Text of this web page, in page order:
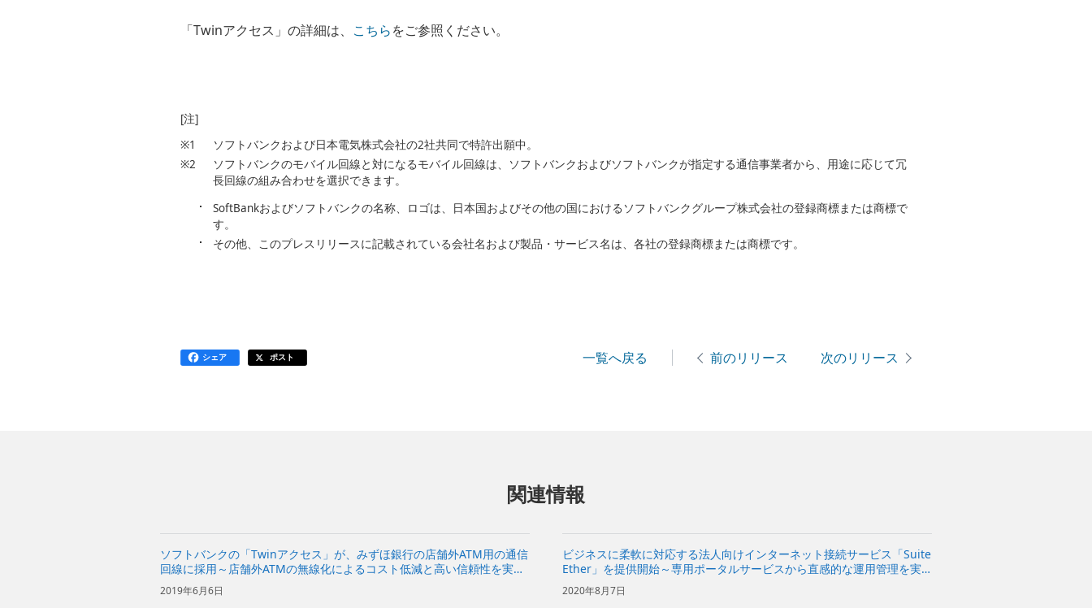
「Twinアクセス」の詳細は、 こちらをご参照ください。
[注]
※1
ソフトバンクおよび日本電気株式会社の2社共同で特許出願中。
※2
ソフトバンクのモバイル回線と対になるモバイル回線は、ソフトバンクおよびソフトバンクが指定する通信事業者から、用途に応じて冗
長回線の組み合わせを選択できます。
SoftBankおよびソフトバンクの名称、ロゴは、日本国およびその他の国におけるソフトバンクグループ株式会社の登録商標または商標で
す。
その他、このプレスリリースに記載されている会社名および製品・サービス名は、各社の登録商標または商標です。
シェア ポスト 一覧へ戻る 前のリリース 次のリリース
関連情報
ソフトバンクの「Twinアクセス」が、みずほ銀行の店舗外ATM用の通信
回線に採用～店舗外ATMの無線化によるコスト低減と高い信頼性を実現
～
2019年6月6日
ビジネスに柔軟に対応する法人向けインターネット接続サービス「Suite
Ether」を提供開始～専用ポータルサービスから直感的な運用管理を実
現し、ニューノーマル時代における幅広いニーズに対応～
2020年8月7日